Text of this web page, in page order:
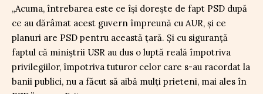
„Acuma, întrebarea este ce își dorește de fapt PSD după
ce au dărâmat acest guvern împreună cu AUR, și ce
planuri are PSD pentru această țară. Și cu siguranță
faptul că miniștrii USR au dus o luptă reală împotriva
privilegiilor, împotriva tuturor celor care s-au racordat la
banii publici, nu a făcut să aibă mulți prieteni, mai ales în